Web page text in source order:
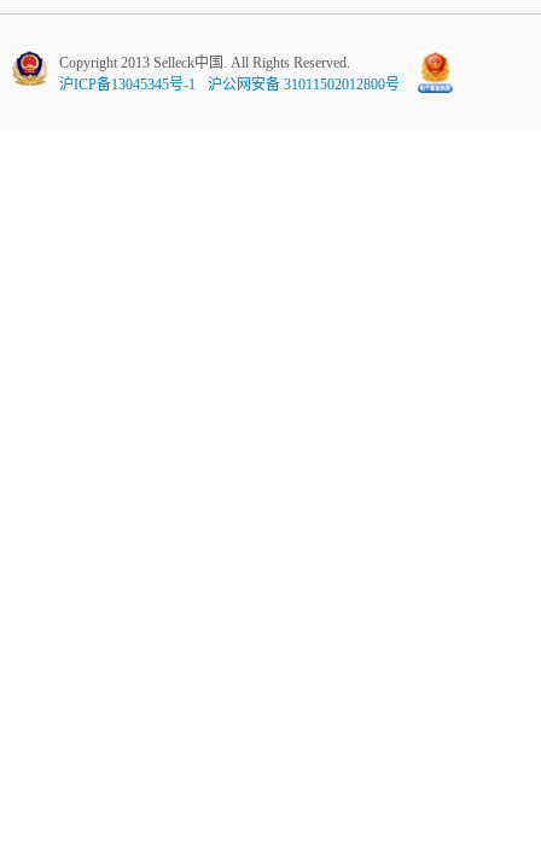
Copyright 2013 Selleck中国. All Rights Reserved.
沪ICP备13045345号-1
沪公网安备 31011502012800号